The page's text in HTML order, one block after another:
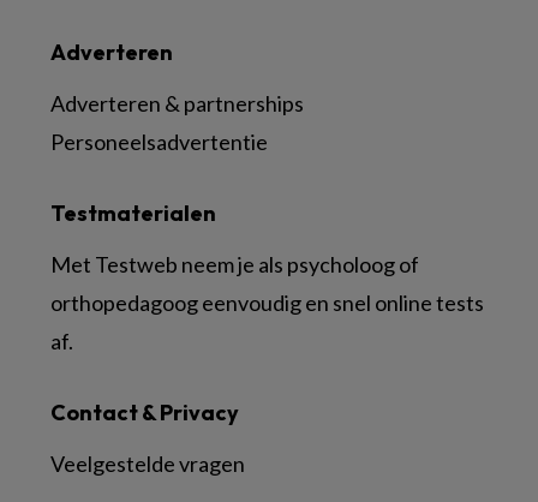
Contact & Privacy
Veelgestelde vragen
Testmaterialen
Met Testweb neem je als psycholoog of
orthopedagoog eenvoudig en snel online tests
af.
Adverteren
Adverteren & partnerships
Personeelsadvertentie